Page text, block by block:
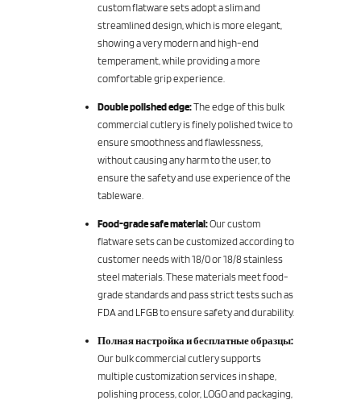
custom flatware sets adopt a slim and
streamlined design, which is more elegant,
showing a very modern and high-end
temperament, while providing a more
comfortable grip experience.
Double polished edge:The edge of this bulk
commercial cutlery is finely polished twice to
ensure smoothness and flawlessness,
without causing any harm to the user, to
ensure the safety and use experience of the
tableware.
Food-grade safe material:Our custom
flatware sets can be customized according to
customer needs with 18/0 or 18/8 stainless
steel materials. These materials meet food-
grade standards and pass strict tests such as
FDA and LFGB to ensure safety and durability.
Полная настройка и бесплатные образцы:
Our bulk commercial cutlery supports
multiple customization services in shape,
polishing process, color, LOGO and packaging,